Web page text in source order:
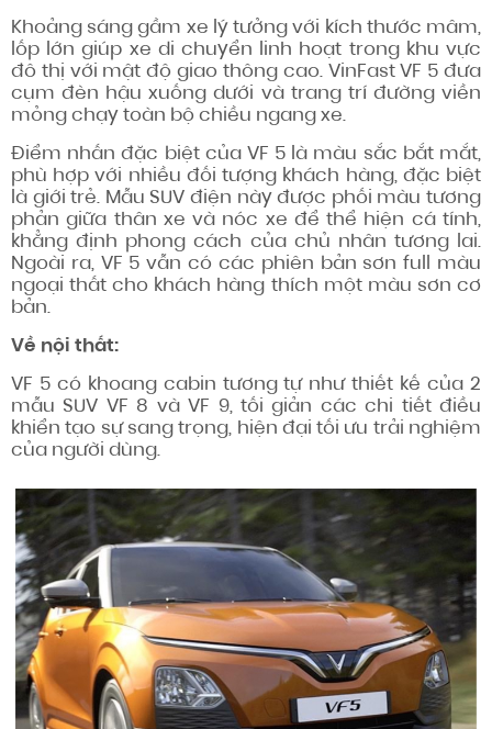
Khoảng sáng gầm xe lý tưởng với kích thước mâm,
lốp lớn giúp xe di chuyển linh hoạt trong khu vực
đô thị với mật độ giao thông cao. VinFast VF 5 đưa
cụm đèn hậu xuống dưới và trang trí đường viền
mỏng chạy toàn bộ chiều ngang xe.
Điểm nhấn đặc biệt của VF 5 là màu sắc bắt mắt,
phù hợp với nhiều đối tượng khách hàng, đặc biệt
là giới trẻ. Mẫu SUV điện này được phối màu tương
phản giữa thân xe và nóc xe để thể hiện cá tính,
khẳng định phong cách của chủ nhân tương lai.
Ngoài ra, VF 5 vẫn có các phiên bản sơn full màu
ngoại thất cho khách hàng thích một màu sơn cơ
bản.
Về nội thất:
VF 5 có khoang cabin tương tự như thiết kế của 2
mẫu SUV VF 8 và VF 9, tối giản các chi tiết điều
khiển tạo sự sang trọng, hiện đại tối ưu trải nghiệm
của người dùng.